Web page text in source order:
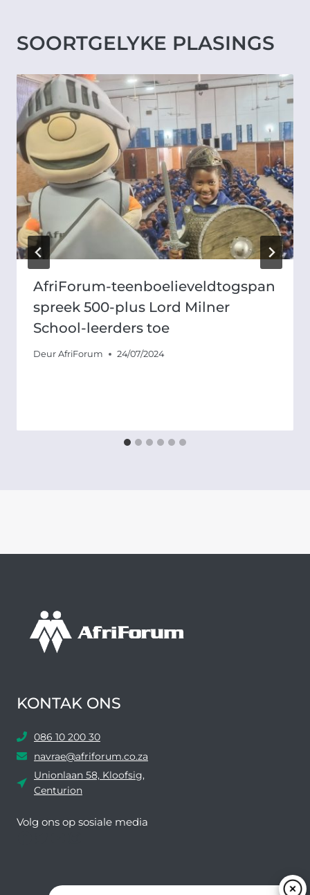
SOORTGELYKE PLASINGS
AfriForum-teenboelieveldtogspan
spreek 500-plus Lord Milner
School-leerders toe
Deur AfriForum 24/07/2024
KONTAK ONS
086 10 200 30
navrae@afriforum.co.za
Unionlaan 58, Kloofsig,
Centurion
Volg ons ​​op sosiale media